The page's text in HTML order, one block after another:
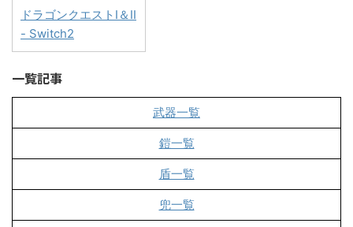
ドラゴンクエストI＆II
- Switch2
一覧記事
武器一覧
鎧一覧
盾一覧
兜一覧